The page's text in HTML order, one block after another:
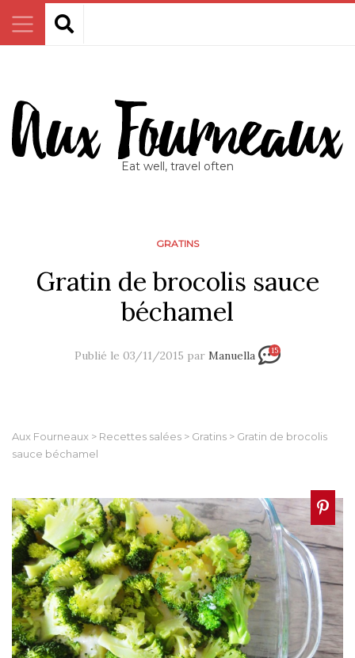
Eat well, travel often
GRATINS
Gratin de brocolis sauce
béchamel
Publié le 03/11/2015 par Manuella 15
Aux Fourneaux > Recettes salées > Gratins > Gratin de brocolis
sauce béchamel